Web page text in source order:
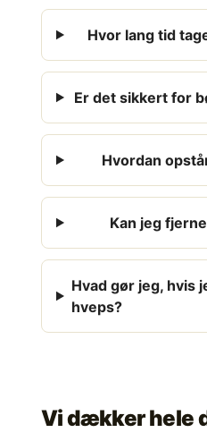
Hvor lang tid
Er det sikkert for
Hvordan
Kan jeg
Hvad gør jeg, hvis
hveps?
Vi dækker hele